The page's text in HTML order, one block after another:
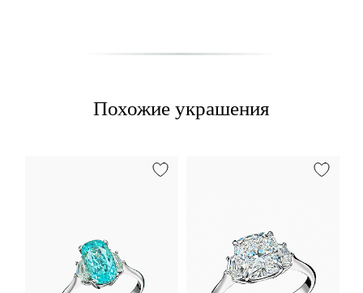
Похожие украшения